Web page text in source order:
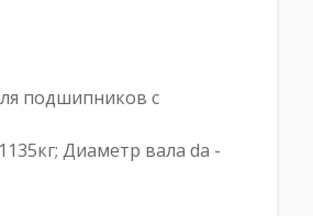
подшипников с
Диаметр вала da -